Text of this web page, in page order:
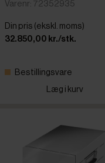
Varenr: 72352935
Din pris (ekskl. moms)
32.850,00 kr./stk.
Bestillingsvare
Læg i kurv